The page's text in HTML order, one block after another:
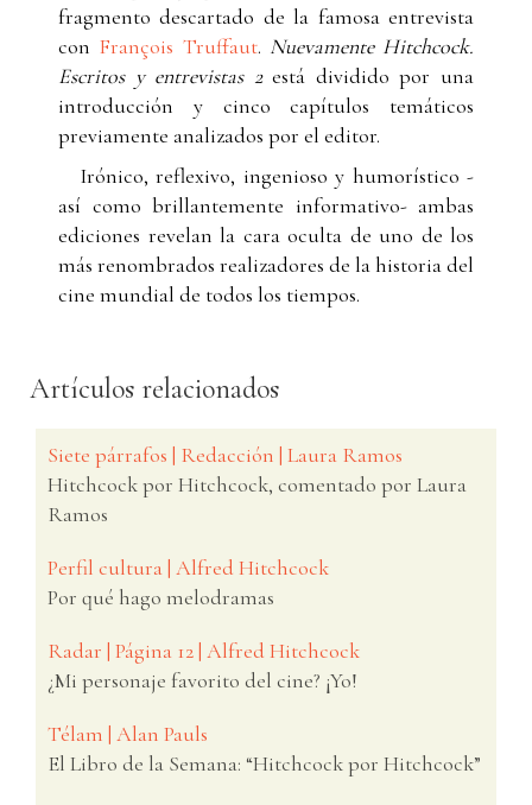
fragmento descartado de la famosa entrevista
con François Truffaut. Nuevamente Hitchcock.
Escritos y entrevistas 2está dividido por una
introducción y cinco capítulos temáticos
previamente analizados por el editor.
Irónico, reflexivo, ingenioso y humorístico -
así como brillantemente informativo- ambas
ediciones revelan la cara oculta de uno de los
más renombrados realizadores de la historia del
cine mundial de todos los tiempos.
Artículos relacionados
Siete párrafos | Redacción | Laura Ramos
Hitchcock por Hitchcock, comentado por Laura
Ramos
Perfil cultura | Alfred Hitchcock
Por qué hago melodramas
Radar | Página 12 | Alfred Hitchcock
¿Mi personaje favorito del cine? ¡Yo!
Télam | Alan Pauls
El Libro de la Semana: “Hitchcock por Hitchcock”